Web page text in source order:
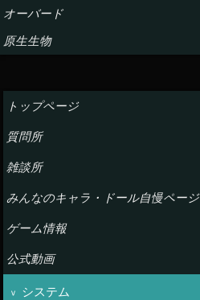
オーバード
原生生物
トップページ
質問所
雑談所
みんなのキャラ・ドール自慢ページ
ゲーム情報
公式動画
システム